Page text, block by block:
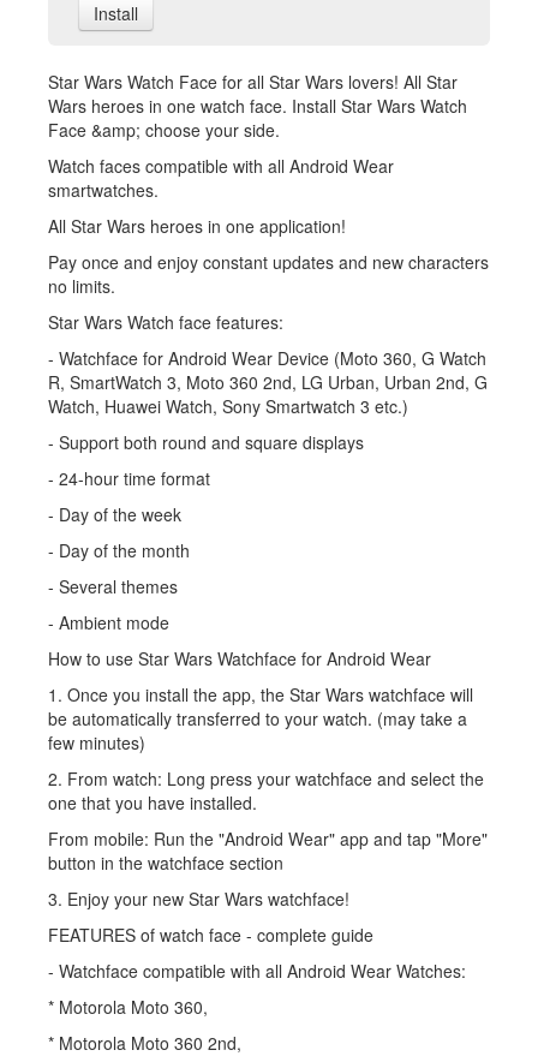
Install
Star Wars Watch Face for all Star Wars lovers! All Star
Wars heroes in one watch face. Install Star Wars Watch
Face &amp; choose your side.
Watch faces compatible with all Android Wear
smartwatches.
All Star Wars heroes in one application!
Pay once and enjoy constant updates and new characters
no limits.
Star Wars Watch face features:
- Watchface for Android Wear Device (Moto 360, G Watch
R, SmartWatch 3, Moto 360 2nd, LG Urban, Urban 2nd, G
Watch, Huawei Watch, Sony Smartwatch 3 etc.)
- Support both round and square displays
- 24-hour time format
- Day of the week
- Day of the month
- Several themes
- Ambient mode
How to use Star Wars Watchface for Android Wear
1. Once you install the app, the Star Wars watchface will
be automatically transferred to your watch. (may take a
few minutes)
2. From watch: Long press your watchface and select the
one that you have installed.
From mobile: Run the "Android Wear" app and tap "More"
button in the watchface section
3. Enjoy your new Star Wars watchface!
FEATURES of watch face - complete guide
- Watchface compatible with all Android Wear Watches:
* Motorola Moto 360,
* Motorola Moto 360 2nd,